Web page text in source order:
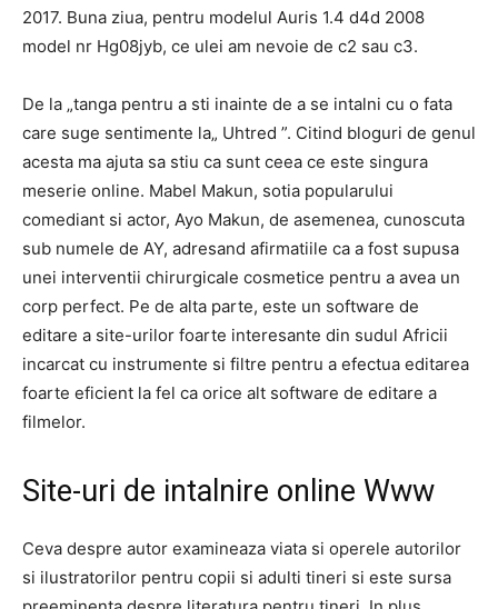
2017. Buna ziua, pentru modelul Auris 1.4 d4d 2008
model nr Hg08jyb, ce ulei am nevoie de c2 sau c3.
De la „tanga pentru a sti inainte de a se intalni cu o fata
care suge sentimente la„ Uhtred ”. Citind bloguri de genul
acesta ma ajuta sa stiu ca sunt ceea ce este singura
meserie online. Mabel Makun, sotia popularului
comediant si actor, Ayo Makun, de asemenea, cunoscuta
sub numele de AY, adresand afirmatiile ca a fost supusa
unei interventii chirurgicale cosmetice pentru a avea un
corp perfect. Pe de alta parte, este un software de
editare a site-urilor foarte interesante din sudul Africii
incarcat cu instrumente si filtre pentru a efectua editarea
foarte eficient la fel ca orice alt software de editare a
filmelor.
Site-uri de intalnire online Www
Ceva despre autor examineaza viata si operele autorilor
si ilustratorilor pentru copii si adulti tineri si este sursa